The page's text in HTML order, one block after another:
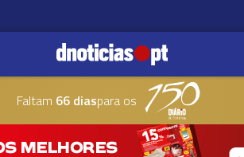
Faltam 66 diaspara os